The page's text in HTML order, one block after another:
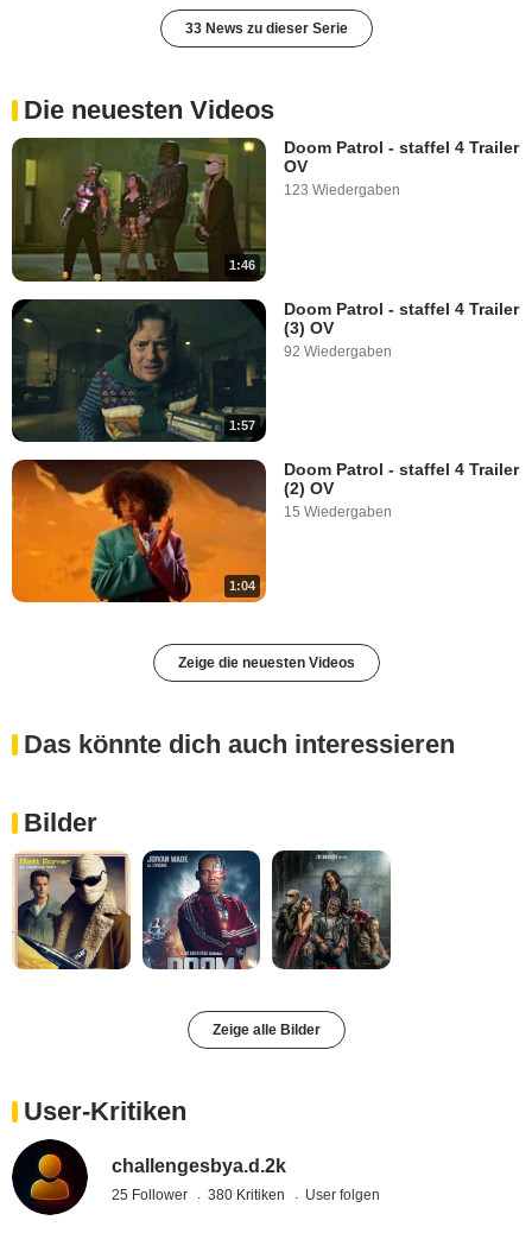
33 News zu dieser Serie
Die neuesten Videos
1:46
Doom Patrol - staffel 4 Trailer
OV
123 Wiedergaben
1:57
Doom Patrol - staffel 4 Trailer
(3) OV
92 Wiedergaben
1:04
Doom Patrol - staffel 4 Trailer
(2) OV
15 Wiedergaben
Zeige die neuesten Videos
Das könnte dich auch interessieren
Bilder
Zeige alle Bilder
User-Kritiken
challengesbya.d.2k
25 Follower 380 Kritiken User folgen